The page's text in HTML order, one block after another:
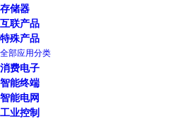
存储器
互联产品
特殊产品
全部应用分类
消费电子
智能终端
智能电网
工业控制